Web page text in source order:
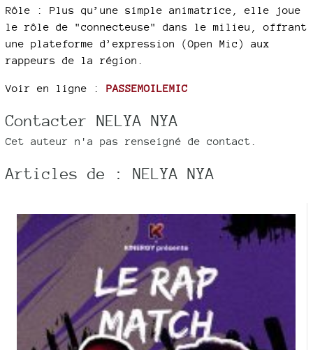
Rôle : Plus qu’une simple animatrice, elle joue
le rôle de "connecteuse" dans le milieu, offrant
une plateforme d’expression (Open Mic) aux
rappeurs de la région.​
Voir en ligne : PASSEMOILEMIC
Contacter NELYA NYA
Cet auteur n'a pas renseigné de contact.
Articles de : NELYA NYA